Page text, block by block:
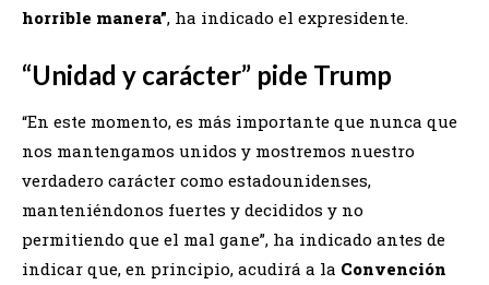
horrible manera”, ha indicado el expresidente.
“Unidad y carácter” pide Trump
“En este momento, es más importante que nunca que
nos mantengamos unidos y mostremos nuestro
verdadero carácter como estadounidenses,
manteniéndonos fuertes y decididos y no
permitiendo que el mal gane”, ha indicado antes de
indicar que, en principio, acudirá a la Convención